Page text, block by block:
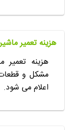
هزینه تعمیر
هزینه
مشکل و
اعلام می شود.